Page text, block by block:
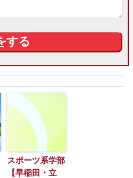
スポーツ系学部
【早稲田・立